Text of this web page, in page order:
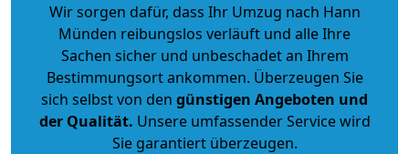
Wir sorgen dafür, dass Ihr Umzug nach Hann
Münden reibungslos verläuft und alle Ihre
Sachen sicher und unbeschadet an Ihrem
Bestimmungsort ankommen. Überzeugen Sie
sich selbst von den günstigen Angeboten und
der Qualität. Unsere umfassender Service wird
Sie garantiert überzeugen.